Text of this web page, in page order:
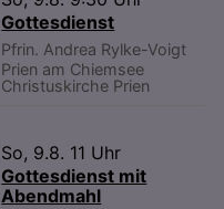
Gottesdienst
Pfrin. Andrea Rylke-Voigt
Prien am Chiemsee
Christuskirche Prien
So, 9.8. 11 Uhr
Gottesdienst mit
Abendmahl